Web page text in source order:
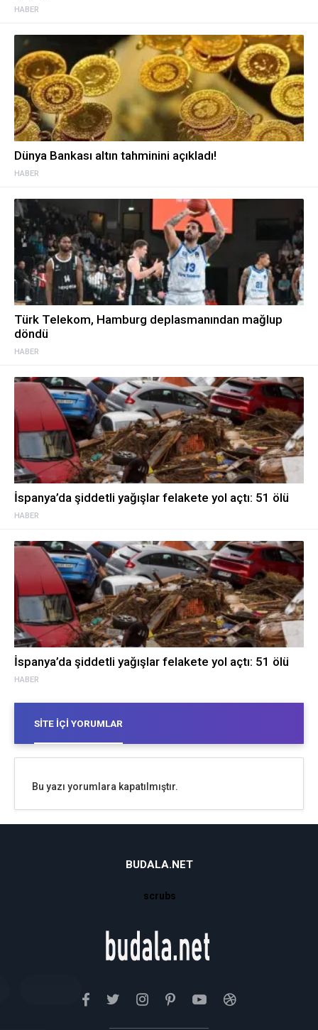
HABER
HABER
Dünya Bankası altın tahminini açıkladı!
HABER
Türk Telekom, Hamburg deplasmanından mağlup
döndü
HABER
İspanya’da şiddetli yağışlar felakete yol açtı: 51 ölü
HABER
İspanya’da şiddetli yağışlar felakete yol açtı: 51 ölü
SITE İÇI YORUMLAR
Bu yazı yorumlara kapatılmıştır.
BUDALA.NET
scrubs